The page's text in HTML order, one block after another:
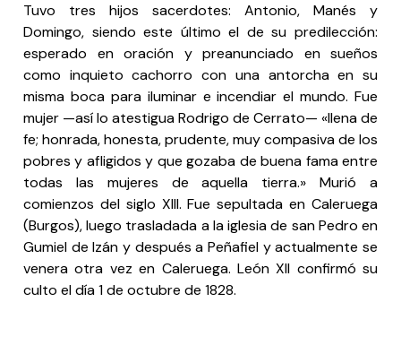
Tuvo tres hijos sacerdotes: Antonio, Manés y
Domingo, siendo este último el de su predilección:
esperado en oración y preanunciado en sueños
como inquieto cachorro con una antorcha en su
misma boca para iluminar e incendiar el mundo. Fue
mujer —así lo atestigua Rodrigo de Cerrato— «llena de
fe; honrada, honesta, prudente, muy compasiva de los
pobres y afligidos y que gozaba de buena fama entre
todas las mujeres de aquella tierra.» Murió a
comienzos del siglo XIII. Fue sepultada en Caleruega
(Burgos), luego trasladada a la iglesia de san Pedro en
Gumiel de Izán y después a Peñafiel y actualmente se
venera otra vez en Caleruega. León XII confirmó su
culto el día 1 de octubre de 1828.